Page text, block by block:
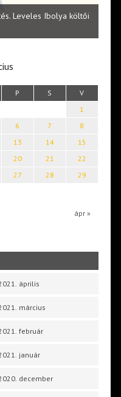
Leveles Ibolya költői
P S V
ápr »
1
6 7
8
13 14
15
20 21
22
27 28
29
április
március
február
január
december